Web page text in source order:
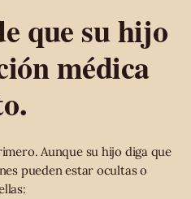
que su hijo
médica
Aunque su hijo diga que
pueden estar ocultas o